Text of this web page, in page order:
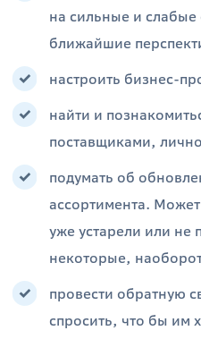
на сильные и
ближайшие
настроить бизнес-
найти и
поставщиками,
подумать об
ассортимента.
уже устарели или не
некоторые,
провести обратную
спросить, что бы им